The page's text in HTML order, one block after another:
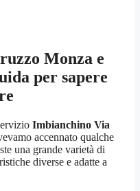
Monza e
per sapere
Imbianchino Via
accennato qualche
una grande varietà di
diverse e adatte a